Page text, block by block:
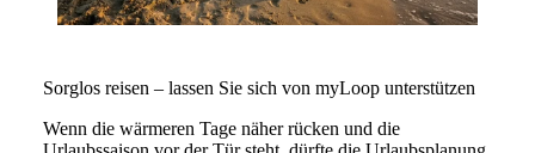
Sorglos reisen – lassen Sie sich von myLoop unterstützen
Wenn die wärmeren Tage näher rücken und die